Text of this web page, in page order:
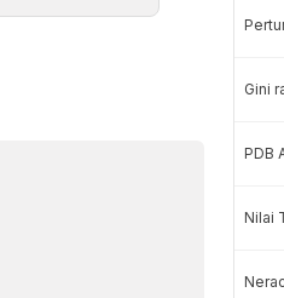
Gini
PDB
Nilai